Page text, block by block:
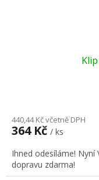
440,44 Kč včetně DPH
364 Kč / ks
Ihned odesíláme! Nyní
dopravu zdarma!